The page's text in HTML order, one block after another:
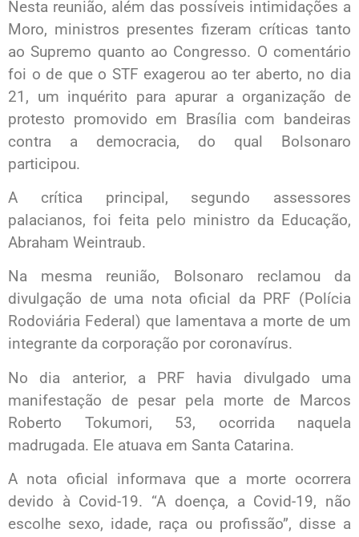
Nesta reunião, além das possíveis intimidações a
Moro, ministros presentes fizeram críticas tanto
ao Supremo quanto ao Congresso. O comentário
foi o de que o STF exagerou ao ter aberto, no dia
21, um inquérito para apurar a organização de
protesto promovido em Brasília com bandeiras
contra a democracia, do qual Bolsonaro
participou.
A crítica principal, segundo assessores
palacianos, foi feita pelo ministro da Educação,
Abraham Weintraub.
Na mesma reunião, Bolsonaro reclamou da
divulgação de uma nota oficial da PRF (Polícia
Rodoviária Federal) que lamentava a morte de um
integrante da corporação por coronavírus.
No dia anterior, a PRF havia divulgado uma
manifestação de pesar pela morte de Marcos
Roberto Tokumori, 53, ocorrida naquela
madrugada. Ele atuava em Santa Catarina.
A nota oficial informava que a morte ocorrera
devido à Covid-19. “A doença, a Covid-19, não
escolhe sexo, idade, raça ou profissão”, disse a